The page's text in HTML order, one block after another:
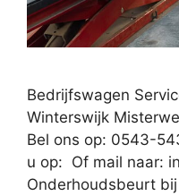
Bedrijfswagen
Winterswijk
Bel ons op: 0543-
u op: Of mail naar:
Onderhoudsbeurt